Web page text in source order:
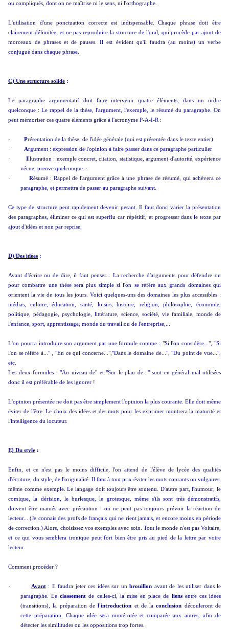
ou compliqués, dont on ne maîtrise ni le sens, ni l'orthographe.
L'utilisation d'une ponctuation correcte est indispensable. Chaque phrase doit être
clairement délimitée, et ne pas reproduire la structure de l'oral, qui procède par ajout de
morceaux de phrases et de pauses. Il est évident qu'il faudra (au moins) un verbe
conjugué dans chaque phrase.
C) Une structure solide :
Le paragraphe argumentatif doit faire intervenir quatre éléments, dans un ordre
quelconque : Le rappel de la thèse, l'argument, l'exemple, le résumé du paragraphe. On
peut mémoriser ces quatre éléments grâce à l'acronyme P-A-I-R :
· Présentation de la thèse, de l'idée générale (qui est présentée dans le texte entier)
·
Argument : expression de l'opinion à faire passer dans ce paragraphe particulier
·
Illustration : exemple concret, citation, statistique, argument d'autorité, expérience
vécue, preuve quelconque...
·
Résumé : Rappel de l'argument grâce à une phrase de résumé, qui achèvera ce
paragraphe, et permettra de passer au paragraphe suivant.
Ce type de structure peut rapidement devenir pesant. Il faut donc varier la présentation
des paragraphes, éliminer ce qui est superflu car répétitif, et progresser dans le texte par
ajout d'idées et non par reprise.
D) Des idées :
Avant d'écrire ou de dire, il faut penser... La recherche d'arguments pour défendre ou
pour combattre une thèse sera plus simple si l'on se réfère aux grands domaines qui
orientent la vie de tous les jours. Voici quelques-uns des domaines les plus accessibles :
médias, culture, éducation, santé, loisirs, histoire, religion, philosophie, économie,
politique, pédagogie, psychologie, littérature, science, société, vie familiale, monde de
l'enfance, sport, apprentissage, monde du travail ou de l'entreprise,...
L'on pourra introduire son argument par une formule comme : "Si l'on considère...", "Si
l'on se réfère à..." , "En ce qui concerne...","Dans le domaine de...", "Du point de vue...",
etc.
Les deux formules : "Au niveau de" et "Sur le plan de..." sont en général mal utilisées
donc il est préférable de les ignorer !
L'opinion présentée ne doit pas être simplement l'opinion la plus courante. Elle doit même
éviter de l'être. Le choix des idées et des mots pour les exprimer montrera la maturité et
l'intelligence du locuteur.
E) Du style :
Enfin, et ce n'est pas le moins difficile, l'on attend de l'élève de lycée des qualités
d'écriture, du style, de l'originalité. Il faut à tout prix éviter les mots courants ou vulgaires,
même comme exemple. Le langage doit toujours être soutenu. D'autre part, l'humour, le
comique, la dérision, le burlesque, le grotesque, même s'ils sont très démonstratifs,
doivent être maniés avec précaution : on ne peut pas toujours prévoir la réaction du
lecteur... (Je connais des profs de français qui ne rient jamais, et encore moins en période
de correction.) Alors, choisissez vos exemples avec soin. Tout le monde n'est pas Voltaire,
et ce qui vous semblera ironique peut fort bien être pris au pied de la lettre par votre
lecteur.
Comment procéder ?
· Avant: Il faudra jeter ces idées sur un brouillon avant de les utiliser dans le
paragraphe. Leclassement de celles-ci, la mise en place de liensentre ces idées
(transitions), la préparation del'introduction et de laconclusion découleront de
cette préparation. Chaque idée sera numérotée et comparée aux autres, afin de
détecter les similitudes ou les oppositions trop fortes.